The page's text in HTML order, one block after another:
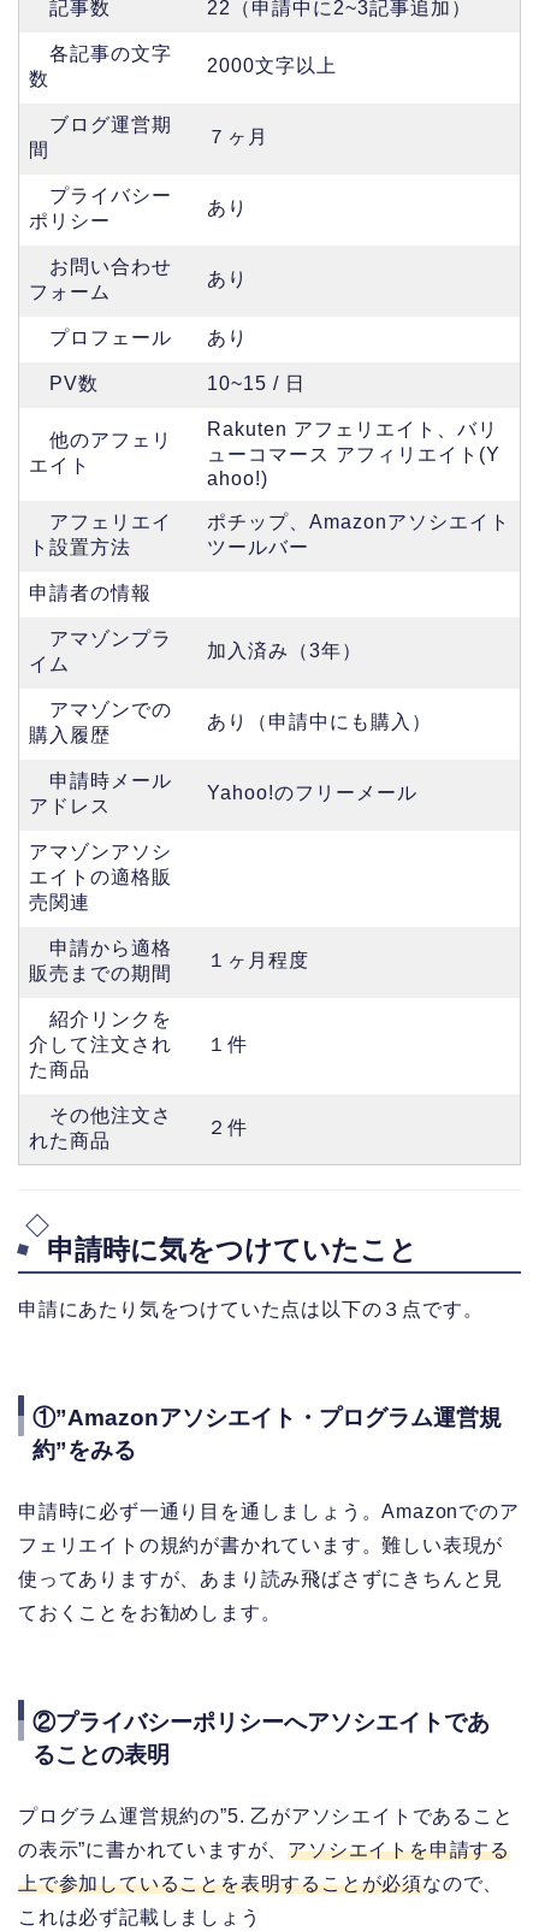
記事数 22（申請中に2~3記事追加）
各記事の文字
数
2000文字以上
ブログ運営期
間
７ヶ月
プライバシー
ポリシー
あり
お問い合わせ
フォーム
あり
プロフェール あり
PV数 10~15 / 日
他のアフェリ
エイト
Rakuten アフェリエイト、バリ
ューコマース アフィリエイト(Y
ahoo!)
アフェリエイ
ト設置方法
ポチップ、Amazonアソシエイト
ツールバー
申請者の情報
アマゾンプラ
イム
加入済み（3年）
アマゾンでの
購入履歴
あり（申請中にも購入）
申請時メール
アドレス
Yahoo!のフリーメール
アマゾンアソシ
エイトの適格販
売関連
申請から適格
販売までの期間
１ヶ月程度
紹介リンクを
介して注文され
た商品
１件
その他注文さ
れた商品
２件
申請時に気をつけていたこと
申請にあたり気をつけていた点は以下の３点です。
①”Amazonアソシエイト・プログラム運営規
約”をみる
申請時に必ず一通り目を通しましょう。Amazonでのア
フェリエイトの規約が書かれています。難しい表現が
使ってありますが、あまり読み飛ばさずにきちんと見
ておくことをお勧めします。
②プライバシーポリシーへアソシエイトであ
ることの表明
プログラム運営規約の”5. 乙がアソシエイトであること
の表示”に書かれていますが、アソシエイトを申請する
上で参加していることを表明することが必須なので、
これは必ず記載しましょう